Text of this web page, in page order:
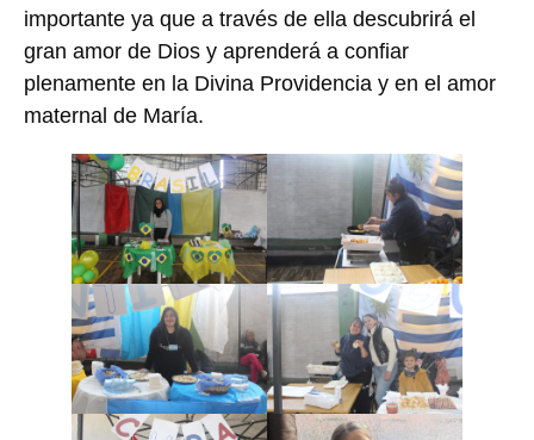
importante ya que a través de ella descubrirá el
gran amor de Dios y aprenderá a confiar
plenamente en la Divina Providencia y en el amor
maternal de María.